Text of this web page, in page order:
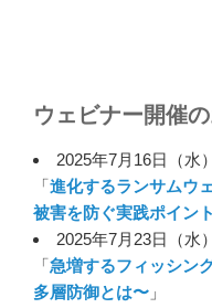
https://
2025-48816
https://
2025-49675
https://
2025-49677
https://
ウェビナー開催
2025年7月16日（水
「進化するランサムウ
被害を防ぐ実践ポイン
2025年7月23日（水
「急増するフィッシン
多層防御とは〜 」